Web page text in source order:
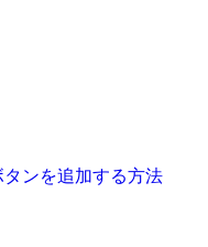
タンを追加する方法